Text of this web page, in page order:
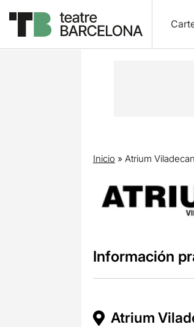
Inicio » Atrium
Información
Atrium